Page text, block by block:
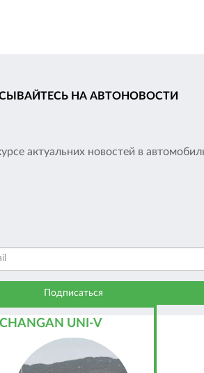
НА АВТОНОВОСТИ
актуальних новостей в
CHANGAN UNI-V